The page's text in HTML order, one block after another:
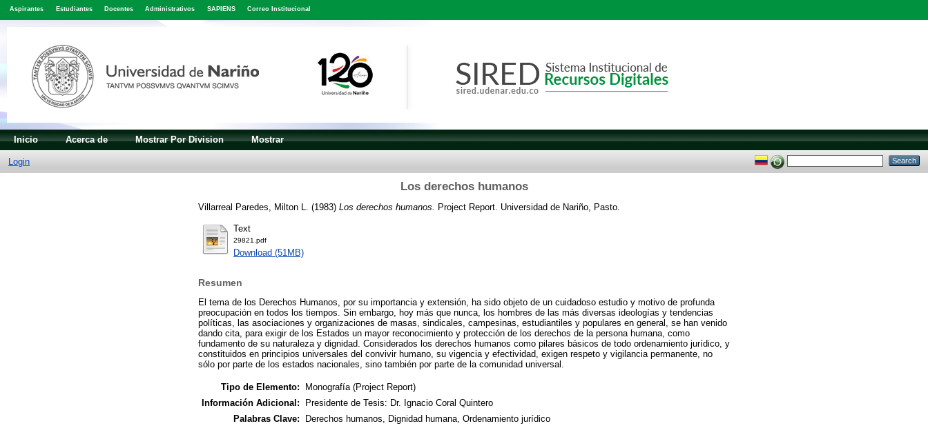
Aspirantes Estudiantes Docentes Administrativos SAPIENS Correo Institucional
Inicio Acerca de Mostrar Por Division Mostrar
Login
Los derechos humanos
Villarreal Paredes, Milton L. (1983) Los derechos humanos. Project Report. Universidad de Nariño, Pasto.
Text
29821.pdf
Download (51MB)
Resumen
El tema de los Derechos Humanos, por su importancia y extensión, ha sido objeto de un cuidadoso estudio y motivo de profunda
preocupación en todos los tiempos. Sin embargo, hoy más que nunca, los hombres de las más diversas ideologías y tendencias
políticas, las asociaciones y organizaciones de masas, sindicales, campesinas, estudiantiles y populares en general, se han venido
dando cita, para exigir de los Estados un mayor reconocimiento y protección de los derechos de la persona humana, como
fundamento de su naturaleza y dignidad. Considerados los derechos humanos como pilares básicos de todo ordenamiento jurídico, y
constituidos en principios universales del convivir humano, su vigencia y efectividad, exigen respeto y vigilancia permanente, no
sólo por parte de los estados nacionales, sino también por parte de la comunidad universal.
Tipo de Elemento:
Monografía (Project Report)
Información Adicional:
Presidente de Tesis: Dr. Ignacio Coral Quintero
Palabras Clave:
Derechos humanos, Dignidad humana, Ordenamiento jurídico